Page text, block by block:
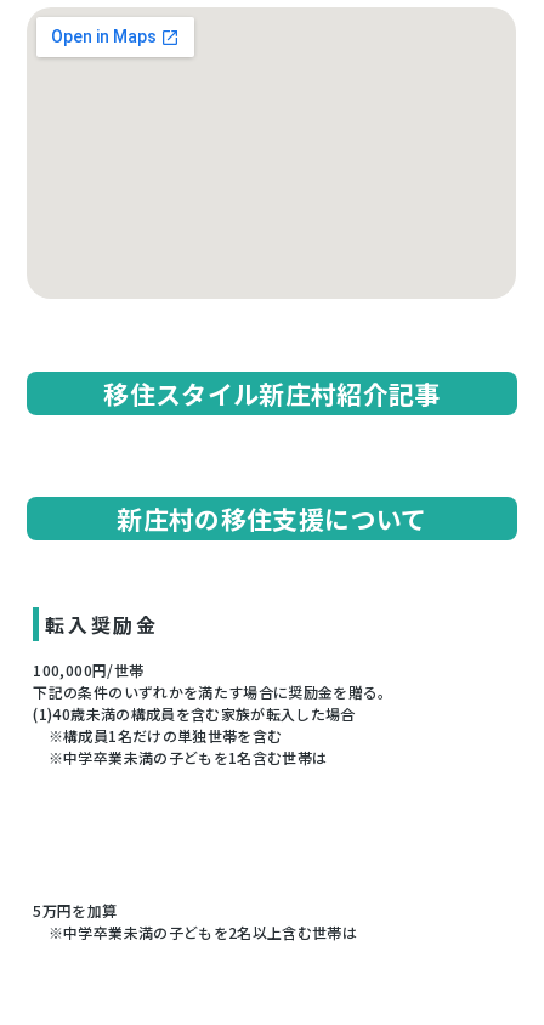
移住スタイル新庄村紹介記事
新庄村の移住支援について
転入奨励金
100,000円/世帯
下記の条件のいずれかを満たす場合に奨励金を贈る。
(1)40歳未満の構成員を含む家族が転入した場合
※構成員1名だけの単独世帯を含む
※中学卒業未満の子どもを1名含む世帯は
5万円を加算
※中学卒業未満の子どもを2名以上含む世帯は